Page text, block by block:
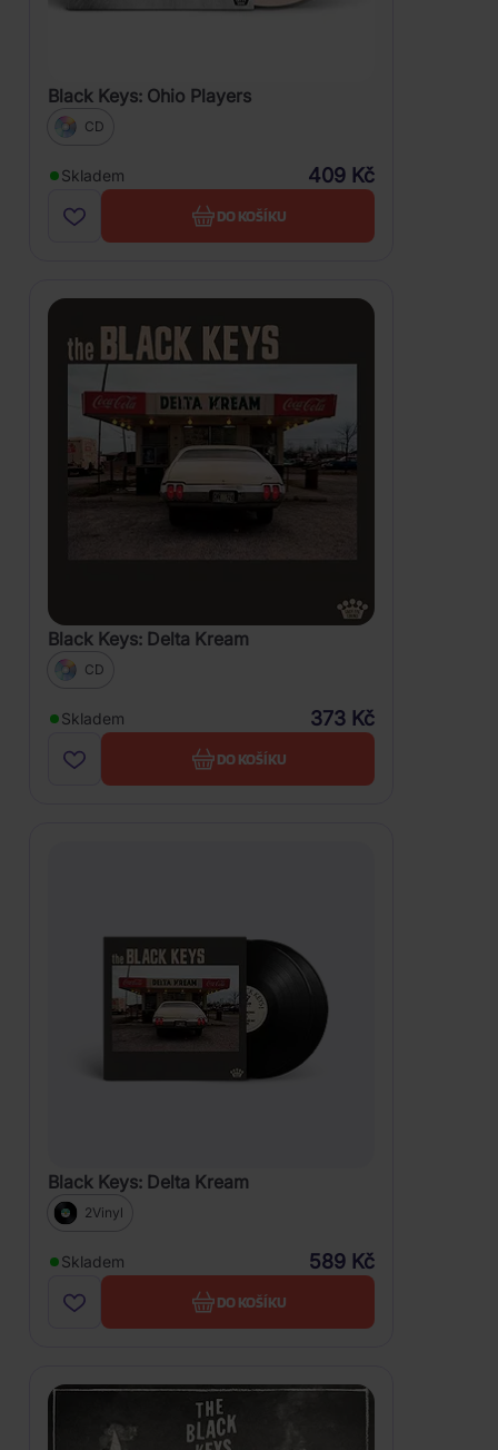
Black Keys: Ohio Players
CD
Skladem 409 Kč
DO KOŠÍKU
Black Keys: Delta Kream
CD
Skladem 373 Kč
DO KOŠÍKU
Black Keys: Delta Kream
2Vinyl
Skladem 589 Kč
DO KOŠÍKU